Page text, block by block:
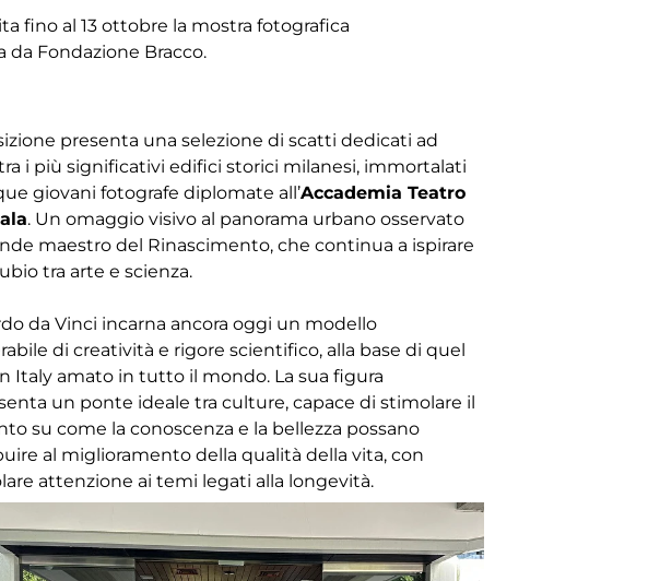
fino al 13 ottobre la mostra fotografica
da Fondazione Bracco.
presenta una selezione di scatti dedicati ad
i più significativi edifici storici milanesi, immortalati
giovani fotografe diplomate all’Accademia Teatro
. Un omaggio visivo al panorama urbano osservato
maestro del Rinascimento, che continua a ispirare
tra arte e scienza.
da Vinci incarna ancora oggi un modello
di creatività e rigore scientifico, alla base di quel
Italy amato in tutto il mondo. La sua figura
un ponte ideale tra culture, capace di stimolare il
su come la conoscenza e la bellezza possano
al miglioramento della qualità della vita, con
attenzione ai temi legati alla longevità.